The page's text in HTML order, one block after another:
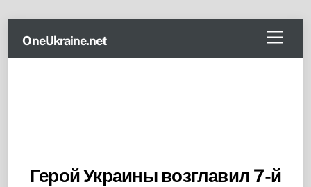
content
Menu
OneUkraine.net
Герой Украины возглавил 7-й